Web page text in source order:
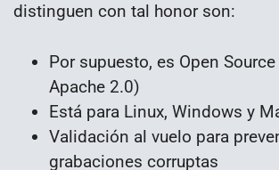
distinguen con tal honor son:
Por supuesto, es Open
Apache 2.0)
Está para Linux, Windows y
Validación al vuelo para
grabaciones corruptas